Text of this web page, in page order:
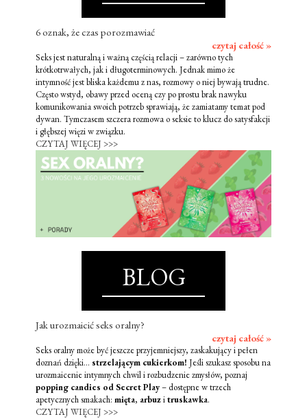
6 oznak, że czas porozmawiać
czytaj całość »
Seks jest naturalną i ważną częścią relacji – zarówno tych
krótkotrwałych, jak i długoterminowych. Jednak mimo że
intymność jest bliska każdemu z nas, rozmowy o niej bywają trudne.
Często wstyd, obawy przed oceną czy po prostu brak nawyku
komunikowania swoich potrzeb sprawiają, że zamiatamy temat pod
dywan. Tymczasem szczera rozmowa o seksie to klucz do satysfakcji
i głębszej więzi w związku.
CZYTAJ WIĘCEJ >>>
BLOG
Jak urozmaicić seks oralny?
czytaj całość »
Seks oralny może być jeszcze przyjemniejszy, zaskakujący i pełen
doznań dzięki... strzelającym cukierkom! Jeśli szukasz sposobu na
urozmaicenie intymnych chwil i rozbudzenie zmysłów, poznaj
popping candies od Secret Play– dostępne w trzech
apetycznych smakach: mięta, arbuzitruskawka.
CZYTAJ WIĘCEJ >>>